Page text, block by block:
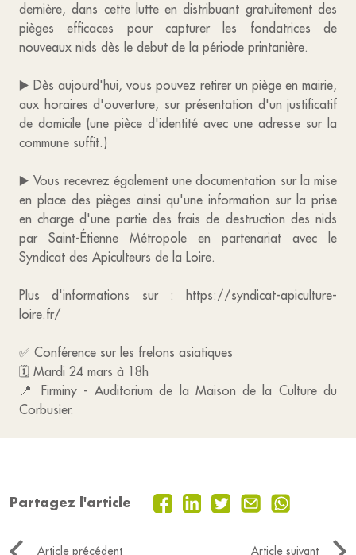
dernière, dans cette lutte en distribuant gratuitement des
pièges efficaces pour capturer les fondatrices de
nouveaux nids dès le debut de la période printanière.
▶️ Dès aujourd'hui, vous pouvez retirer un piège en mairie,
aux horaires d'ouverture, sur présentation d'un justificatif
de domicile (une pièce d'identité avec une adresse sur la
commune suffit.)
▶️ Vous recevrez également une documentation sur la mise
en place des pièges ainsi qu'une information sur la prise
en charge d'une partie des frais de destruction des nids
par Saint-Étienne Métropole en partenariat avec le
Syndicat des Apiculteurs de la Loire.
Plus d'informations sur : https://syndicat-apiculture-
loire.fr/
✅ Conférence sur les frelons asiatiques
🗓️ Mardi 24 mars à 18h
📍 Firminy - Auditorium de la Maison de la Culture du
Corbusier.
Partagez l'article
Article précédent
Article suivant